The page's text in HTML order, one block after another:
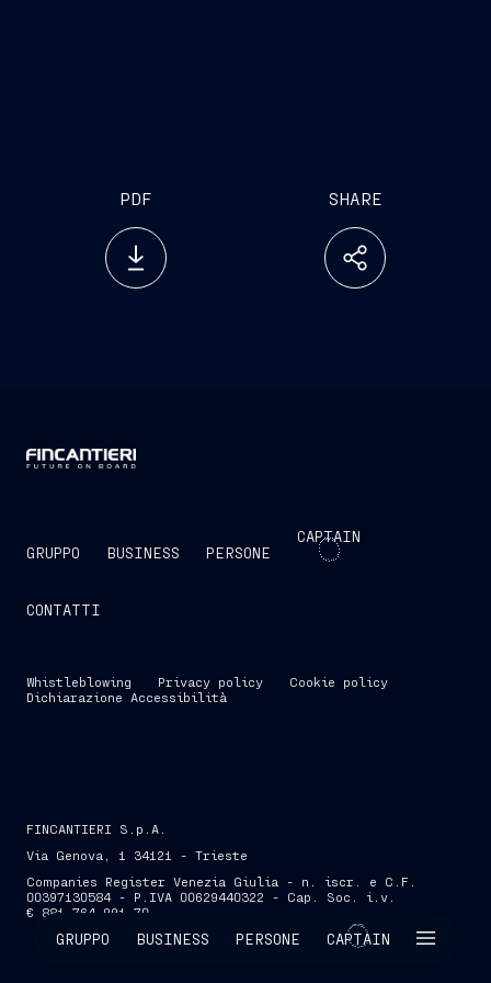
GRUPPO BUSINESS PERSONE CAPTAIN
PDF SHARE
GRUPPO BUSINESS PERSONE
CAPTAIN
CONTATTI
Whistleblowing Privacy policy
Cookie policy
Dichiarazione Accessibilità
FINCANTIERI S.p.A.
Via Genova, 1 34121 - Trieste
Companies Register Venezia Giulia - n. iscr. e C.F.
00397130584 - P.IVA 00629440322 - Cap. Soc. i.v.
€ 881.764.991,70